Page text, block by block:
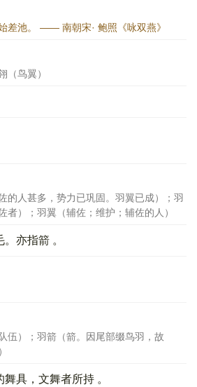
差池。 —— 南朝宋· 鲍照《咏双燕》
（鸟翼）
的人甚多，势力已巩固。羽翼已成）；羽
者）；羽翼（辅佐；维护；辅佐的人）
亦指箭 。
伍）；羽箭（箭。因尾部缀鸟羽，故
具，文舞者所持 。